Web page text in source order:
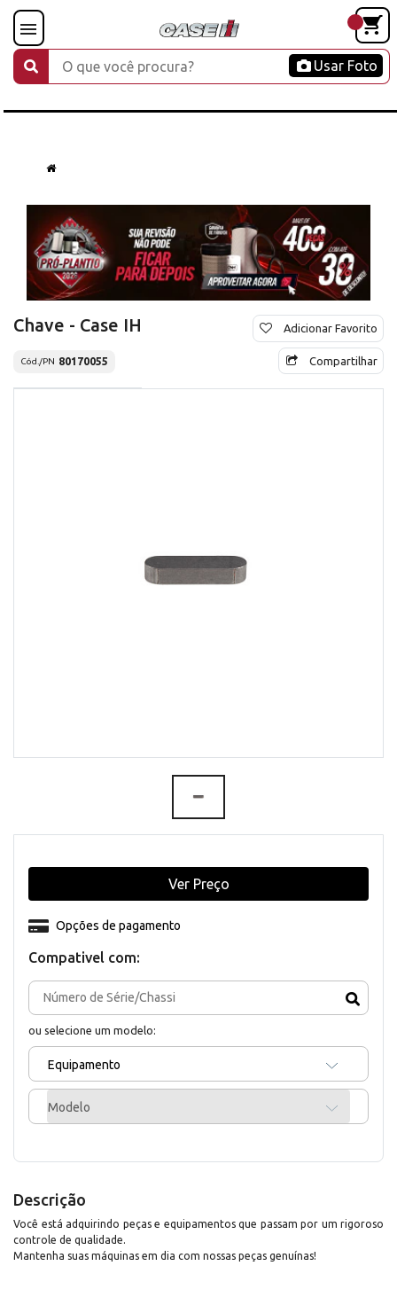
Usar Foto
Chave - Case IH
Cód./PN 80170055
Adicionar Favorito
Compartilhar
Compativel com:
ou selecione um modelo:
Equipamento
Modelo
Opções de pagamento
Ver Preço
Descrição
Você está adquirindo peças e equipamentos que passam por um rigoroso
controle de qualidade.
Mantenha suas máquinas em dia com nossas peças genuínas!